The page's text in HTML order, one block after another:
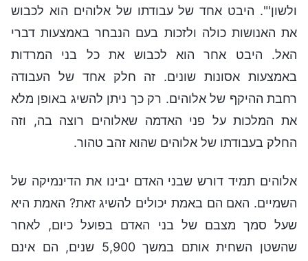
ולשון'". היבט אחד של עבודתו של אלוהים הוא לכבוש
את האנושות כולה ולזכות בעם הנבחר באמצעות דברי
האל. היבט אחר הוא לכבוש את כל בני המרדות
באמצעות אסונות שונים. זה חלק אחד של העבודה
רחבת ההיקף של אלוהים. רק כך ניתן להשיג באופן מלא
את המלכות על פני האדמה שאלוהים רוצה בה, וזה
החלק בעבודתו של אלוהים שהוא זהב טהור.
אלוהים תמיד דורש שבני האדם יבינו את הדינמיקה של
השמיים. האם הם באמת יכולים להשיג זאת? האמת היא
שעל סמך מצבם של בני האדם בפועל כיום, לאחר
שהשטן השחית אותם במשך 5,900 שנים, הם אינם